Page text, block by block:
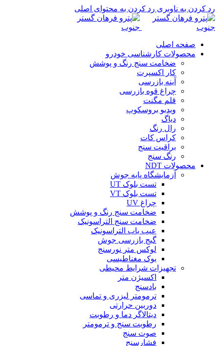
رد کردن به ناوبری رد کردن به محتوای اصلی
صفحه اصلی
محصولات کارشناسی خودرو
ضخامت سنج رنگ و پوشش
کار اکسپرت
آینه بازرسی
چراغ قوه بازرسی
قلم مگنت
ویدیو بروسکوپ
دیاگ
رال رنگ
کراس کات
براقیت سنج
رنگ سنج
محصولات NDT
آزمایشگاه پایه جوش
تست بلوک UT
تست بلوک VT
چراغ UV
ضخامت سنج رنگ و پوشش
ضخامت سنج التراسونیک
عیب یاب التراسونیک
گیج بازرسی جوش
لوکس متر نورسنج
یوک مغناطیسی
تجهیزات شرایط محیطی
اکسیژن متر
بادسنج
ترمومتر لیزری و تماسی
دوربین حرارتی
دیتالاگر دما و رطوبت
رطوبت سنج و ترمومتر
صوت سنج
فشارسنج